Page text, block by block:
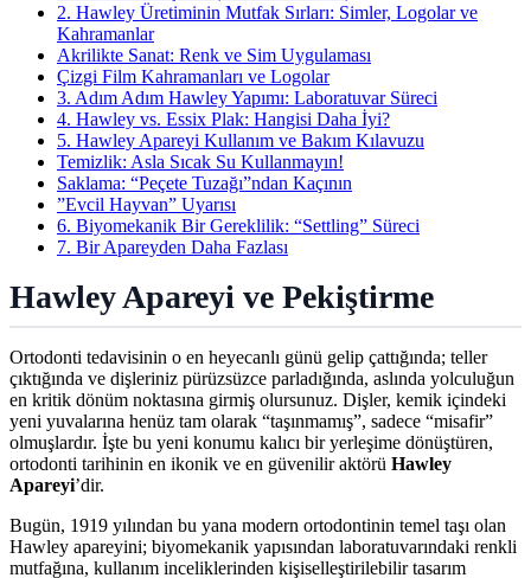
2. Hawley Üretiminin Mutfak Sırları: Simler, Logolar ve
Kahramanlar
Akrilikte Sanat: Renk ve Sim Uygulaması
Çizgi Film Kahramanları ve Logolar
3. Adım Adım Hawley Yapımı: Laboratuvar Süreci
4. Hawley vs. Essix Plak: Hangisi Daha İyi?
5. Hawley Apareyi Kullanım ve Bakım Kılavuzu
Temizlik: Asla Sıcak Su Kullanmayın!
Saklama: “Peçete Tuzağı”ndan Kaçının
”Evcil Hayvan” Uyarısı
6. Biyomekanik Bir Gereklilik: “Settling” Süreci
7. Bir Apareyden Daha Fazlası
Hawley Apareyi ve Pekiştirme
Ortodonti tedavisinin o en heyecanlı günü gelip çattığında; teller
çıktığında ve dişleriniz pürüzsüzce parladığında, aslında yolculuğun
en kritik dönüm noktasına girmiş olursunuz. Dişler, kemik içindeki
yeni yuvalarına henüz tam olarak “taşınmamış”, sadece “misafir”
olmuşlardır. İşte bu yeni konumu kalıcı bir yerleşime dönüştüren,
ortodonti tarihinin en ikonik ve en güvenilir aktörü Hawley
Apareyi’dir.
Bugün, 1919 yılından bu yana modern ortodontinin temel taşı olan
Hawley apareyini; biyomekanik yapısından laboratuvarındaki renkli
mutfağına, kullanım inceliklerinden kişiselleştirilebilir tasarım